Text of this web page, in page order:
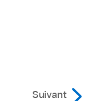
Suivant